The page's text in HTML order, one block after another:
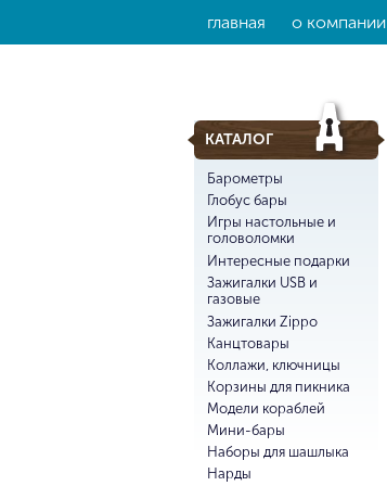
главная о компании
КАТАЛОГ
Барометры
Глобус бары
Игры настольные и
головоломки
Интересные подарки
Зажигалки USB и
газовые
Зажигалки Zippo
Канцтовары
Коллажи, ключницы
Корзины для пикника
Модели кораблей
Мини-бары
Наборы для шашлыка
Нарды